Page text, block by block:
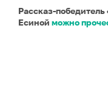
Рассказ-
Есиной можно